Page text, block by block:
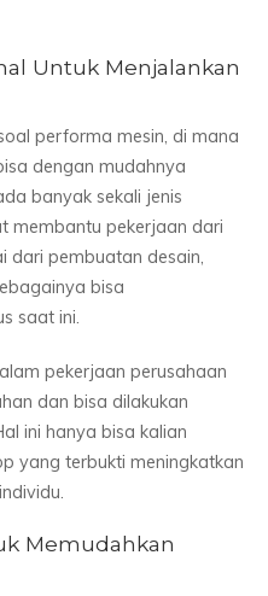
Untuk Menjalankan
performa mesin, di mana
dengan mudahnya
banyak sekali jenis
membantu pekerjaan dari
dari pembuatan desain,
bisa
saat ini.
pekerjaan perusahaan
dan bisa dilakukan
ini hanya bisa kalian
yang terbukti meningkatkan
Memudahkan